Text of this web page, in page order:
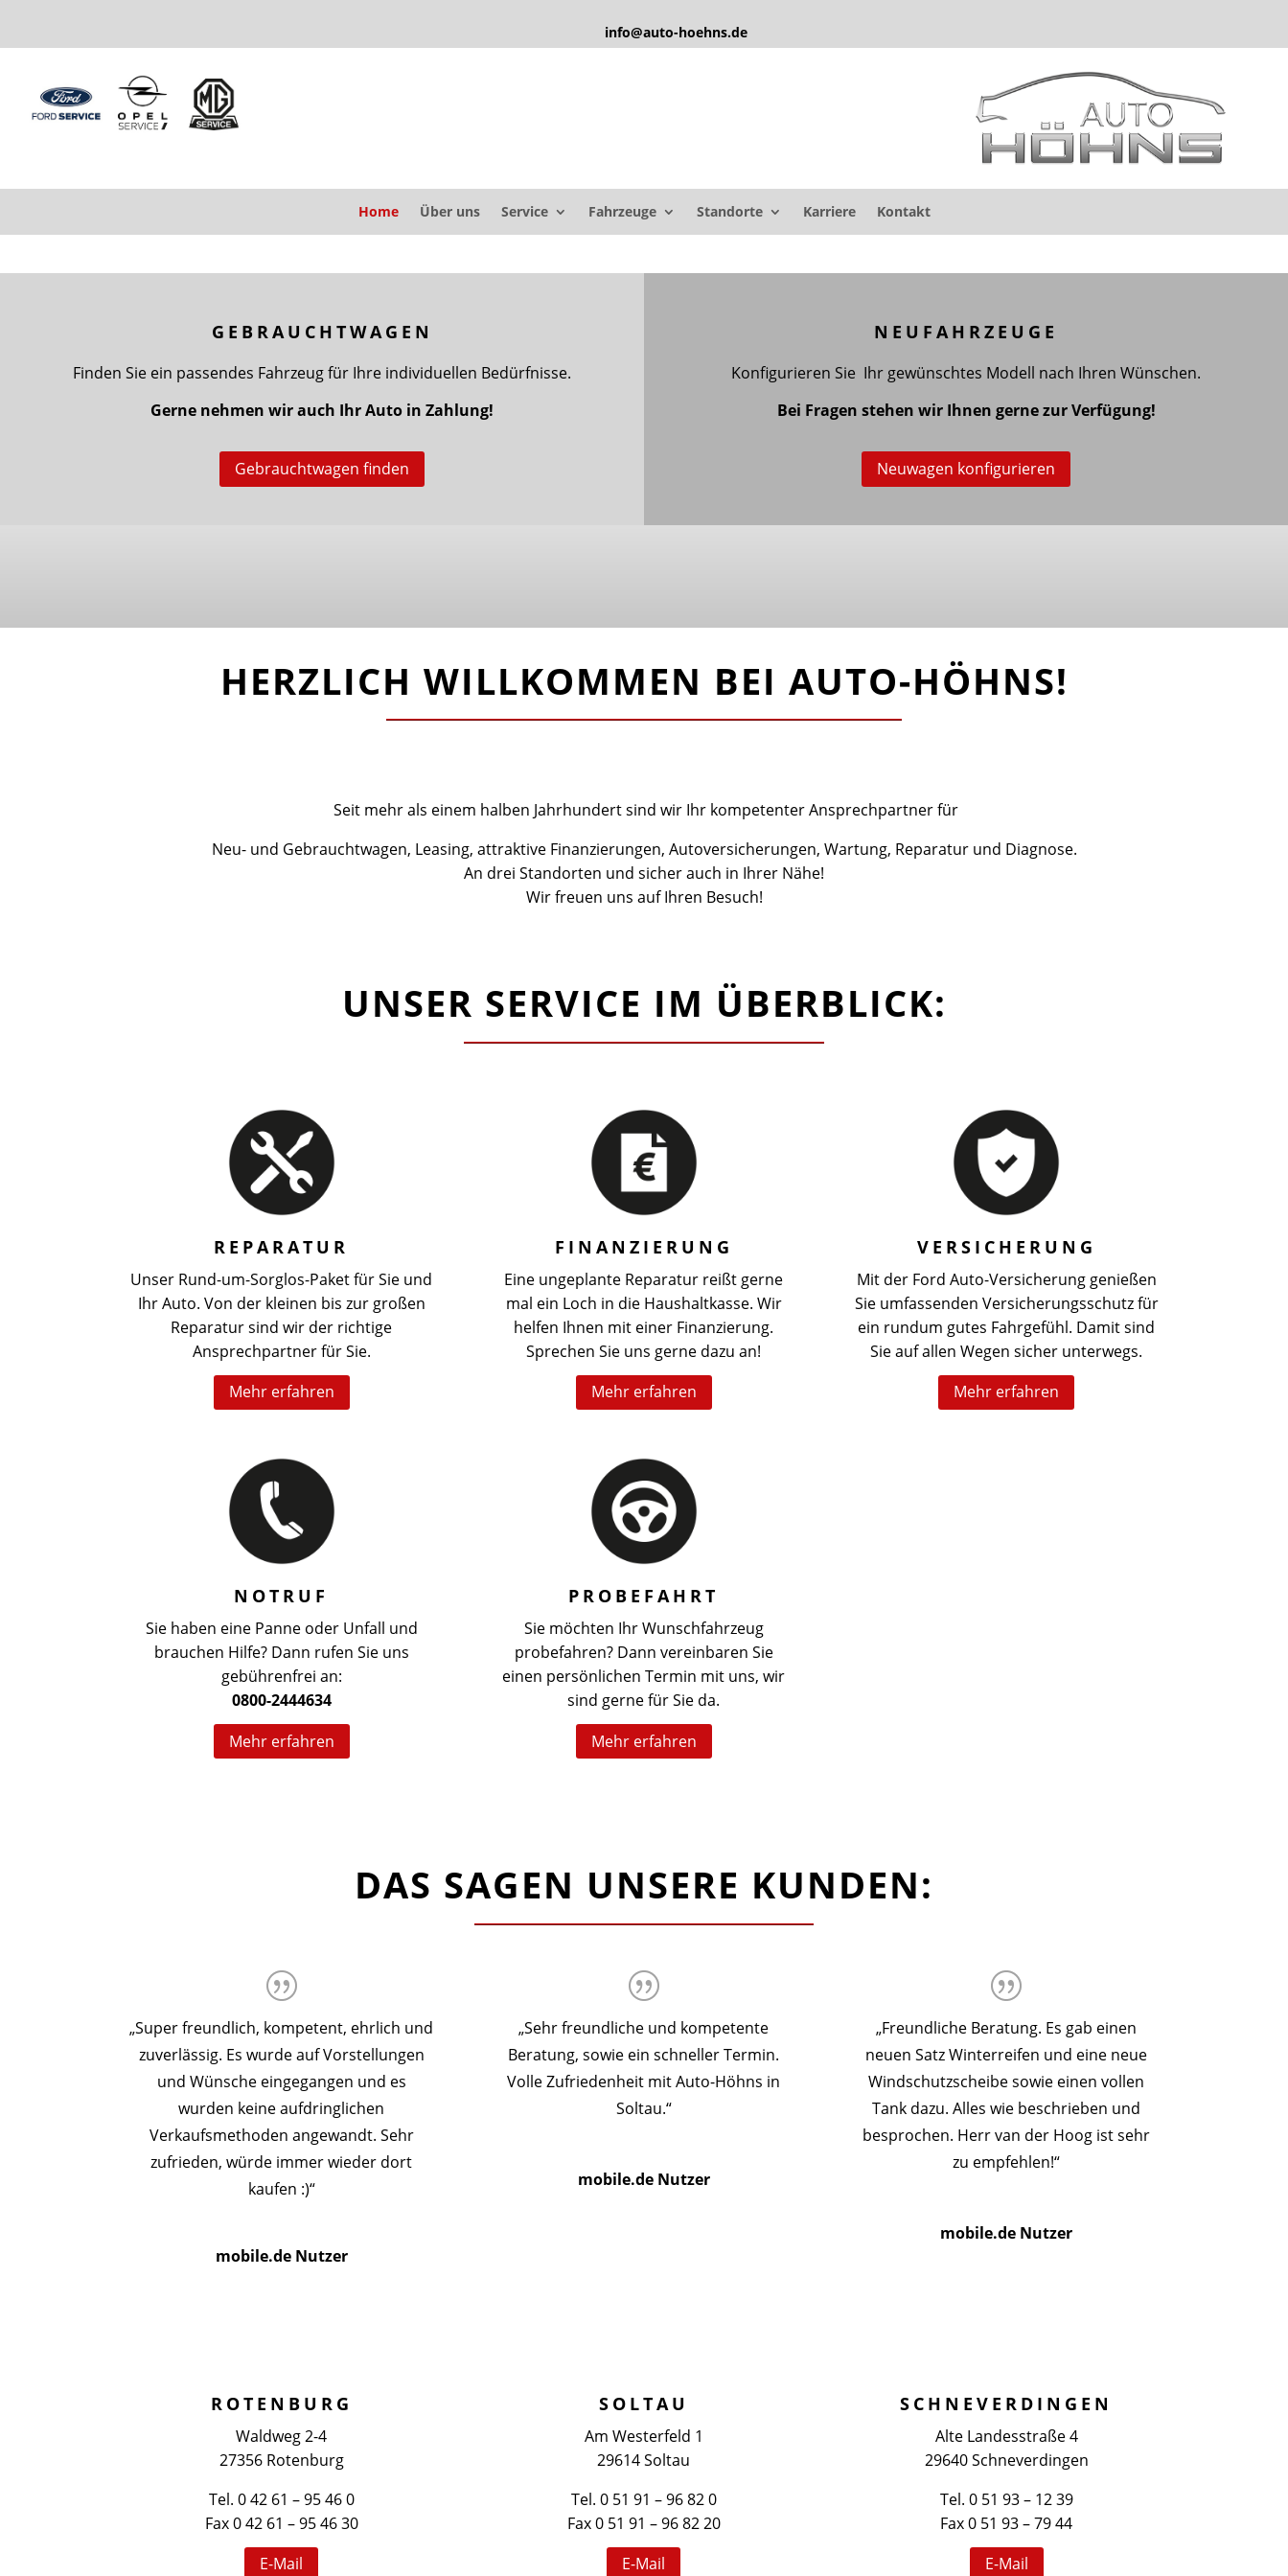
info@auto-hoehns.de
Home Über uns Service Fahrzeuge Standorte Karriere Kontakt
GEBRAUCHTWAGEN
Finden Sie ein passendes Fahrzeug für Ihre individuellen Bedürfnisse.
Gerne nehmen wir auch Ihr Auto in Zahlung!
Gebrauchtwagen finden
NEUFAHRZEUGE
Konfigurieren Sie Ihr gewünschtes Modell nach Ihren Wünschen.
Bei Fragen stehen wir Ihnen gerne zur Verfügung!
Neuwagen konfigurieren
HERZLICH WILLKOMMEN BEI AUTO-HÖHNS!
Seit mehr als einem halben Jahrhundert sind wir Ihr kompetenter Ansprechpartner für
Neu- und Gebrauchtwagen, Leasing, attraktive Finanzierungen, Autoversicherungen, Wartung, Reparatur und Diagnose.
An drei Standorten und sicher auch in Ihrer Nähe!
Wir freuen uns auf Ihren Besuch!
UNSER SERVICE IM ÜBERBLICK:
REPARATUR
Unser Rund-um-Sorglos-Paket für Sie und
Ihr Auto. Von der kleinen bis zur großen
Reparatur sind wir der richtige
Ansprechpartner für Sie.
Mehr erfahren
FINANZIERUNG
Eine ungeplante Reparatur reißt gerne
mal ein Loch in die Haushaltkasse. Wir
helfen Ihnen mit einer Finanzierung.
Sprechen Sie uns gerne dazu an!
Mehr erfahren
VERSICHERUNG
Mit der Ford Auto-Versicherung genießen
Sie umfassenden Versicherungsschutz für
ein rundum gutes Fahrgefühl. Damit sind
Sie auf allen Wegen sicher unterwegs.
Mehr erfahren
NOTRUF
Sie haben eine Panne oder Unfall und
brauchen Hilfe? Dann rufen Sie uns
gebührenfrei an:
0800-2444634
Mehr erfahren
PROBEFAHRT
Sie möchten Ihr Wunschfahrzeug
probefahren? Dann vereinbaren Sie
einen persönlichen Termin mit uns, wir
sind gerne für Sie da.
Mehr erfahren
DAS SAGEN UNSERE KUNDEN:
„Super freundlich, kompetent, ehrlich und
zuverlässig. Es wurde auf Vorstellungen
und Wünsche eingegangen und es
wurden keine aufdringlichen
Verkaufsmethoden angewandt. Sehr
zufrieden, würde immer wieder dort
kaufen :)“
mobile.de Nutzer
„Sehr freundliche und kompetente
Beratung, sowie ein schneller Termin.
Volle Zufriedenheit mit Auto-Höhns in
Soltau.“
mobile.de Nutzer
„Freundliche Beratung. Es gab einen
neuen Satz Winterreifen und eine neue
Windschutzscheibe sowie einen vollen
Tank dazu. Alles wie beschrieben und
besprochen. Herr van der Hoog ist sehr
zu empfehlen!“
mobile.de Nutzer
ROTENBURG
Waldweg 2-4
27356 Rotenburg
Tel. 0 42 61 – 95 46 0
Fax 0 42 61 – 95 46 30
E-Mail
SOLTAU
Am Westerfeld 1
29614 Soltau
Tel. 0 51 91 – 96 82 0
Fax 0 51 91 – 96 82 20
E-Mail
SCHNEVERDINGEN
Alte Landesstraße 4
29640 Schneverdingen
Tel. 0 51 93 – 12 39
Fax 0 51 93 – 79 44
E-Mail